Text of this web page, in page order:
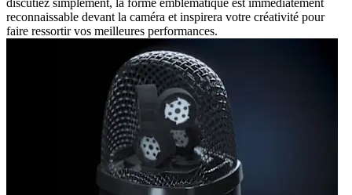
discutiez simplement, la forme emblématique est immédiatement
reconnaissable devant la caméra et inspirera votre créativité pour
faire ressortir vos meilleures performances.